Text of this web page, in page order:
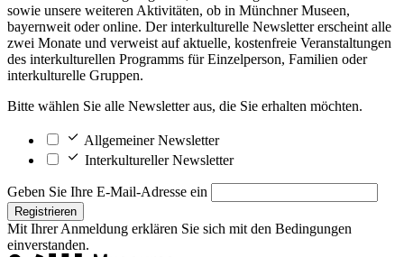
sowie unsere weiteren Aktivitäten, ob in Münchner Museen,
bayernweit oder online. Der interkulturelle Newsletter erscheint alle
zwei Monate und verweist auf aktuelle, kostenfreie Veranstaltungen
des interkulturellen Programms für Einzelperson, Familien oder
interkulturelle Gruppen.
Bitte wählen Sie alle Newsletter aus, die Sie erhalten möchten.
Allgemeiner Newsletter
Interkultureller Newsletter
Geben Sie Ihre E-Mail-Adresse ein
Registrieren
Mit Ihrer Anmeldung erklären Sie sich mit den Bedingungen
einverstanden.